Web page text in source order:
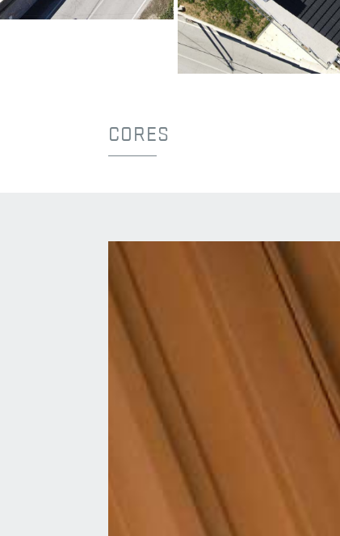
Moradia em Vale de Cambra
Antracite
Vale de Cambra
©Ricardo Junqueira
CORES